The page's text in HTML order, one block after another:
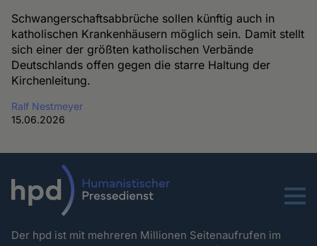
Schwangerschaftsabbrüche sollen künftig auch in
katholischen Krankenhäusern möglich sein. Damit stellt
sich einer der größten katholischen Verbände
Deutschlands offen gegen die starre Haltung der
Kirchenleitung.
Ralf Nestmeyer
15.06.2026
Menu
Der hpd ist mit mehreren Millionen Seitenaufrufen im